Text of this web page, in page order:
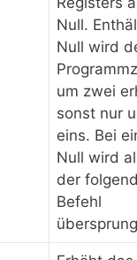
Null.
Null wird
um zwei
sonst nur
eins. Bei
Null wird
der
Befehl